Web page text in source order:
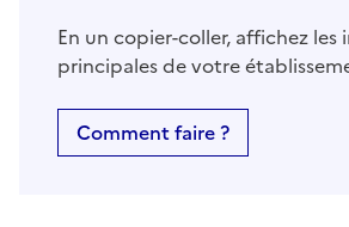
En un copier-coller, affichez
principales de votre
Comment faire ?